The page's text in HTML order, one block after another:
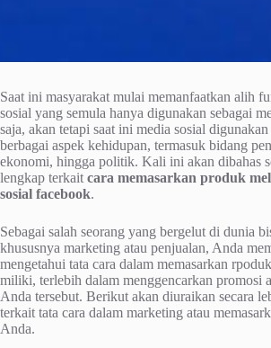
Saat ini masyarakat mulai memanfaatkan alih
sosial yang semula hanya digunakan sebagai
saja, akan tetapi saat ini media sosial
berbagai aspek kehidupan, termasuk bidang
ekonomi, hingga politik. Kali ini akan dibahas
lengkap terkait cara memasarkan produk
sosial facebook.
Sebagai salah seorang yang bergelut di dunia
khususnya marketing atau penjualan, Anda
mengetahui tata cara dalam memasarkan
miliki, terlebih dalam menggencarkan promosi
Anda tersebut. Berikut akan diuraikan secara
terkait tata cara dalam marketing atau
Anda.